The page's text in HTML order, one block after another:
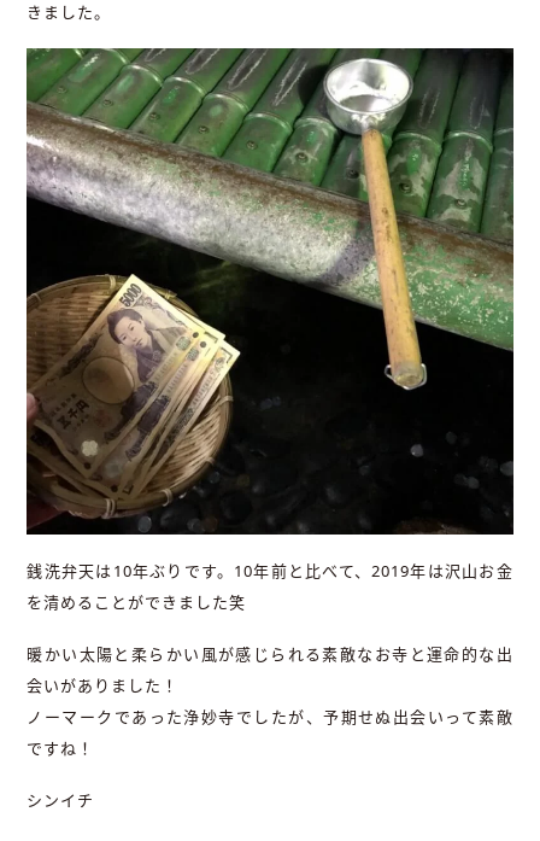
きました。
銭洗弁天は10年ぶりです。10年前と比べて、2019年は沢山お金
を清めることができました笑
暖かい太陽と柔らかい風が感じられる素敵なお寺と運命的な出
会いがありました！
ノーマークであった浄妙寺でしたが、予期せぬ出会いって素敵
ですね！
シンイチ